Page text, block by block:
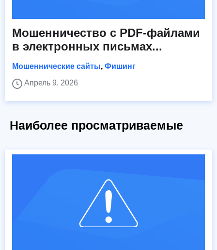
Мошенничество с PDF-файлами
в электронных письмах...
Мошеннические сайты, Фишинг
Апрель 9, 2026
Наиболее просматриваемые